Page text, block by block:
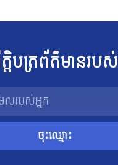
តិបត្រ​ព័ត៌មាន​របស់​
ចុះឈ្មោះ